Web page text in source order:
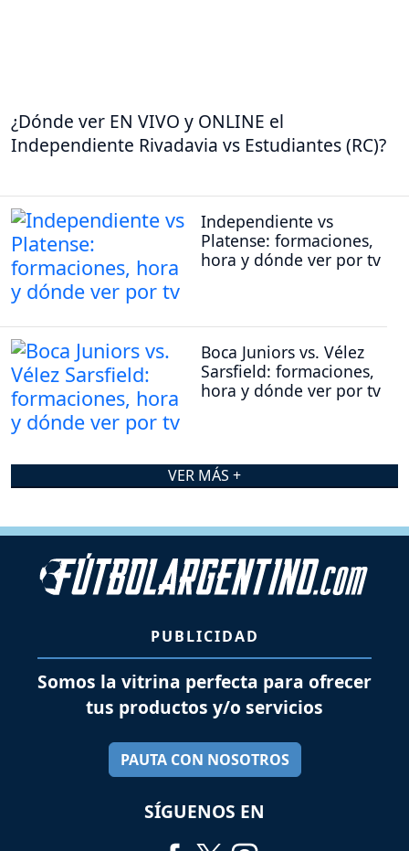
¿Dónde ver EN VIVO y ONLINE el
Independiente Rivadavia vs Estudiantes (RC)?
Independiente vs
Platense: formaciones,
hora y dónde ver por tv
Boca Juniors vs. Vélez
Sarsfield: formaciones,
hora y dónde ver por tv
VER MÁS +
PUBLICIDAD
Somos la vitrina perfecta para ofrecer
tus productos y/o servicios
PAUTA CON NOSOTROS
SÍGUENOS EN